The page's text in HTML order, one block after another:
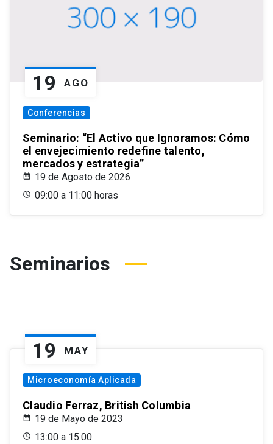
19 AGO
Conferencias
Seminario: “El Activo que Ignoramos: Cómo
el envejecimiento redefine talento,
mercados y estrategia”
19 de Agosto de 2026
09:00 a 11:00 horas
Seminarios
19 MAY
Microeconomía Aplicada
Claudio Ferraz, British Columbia
19 de Mayo de 2023
13:00 a 15:00